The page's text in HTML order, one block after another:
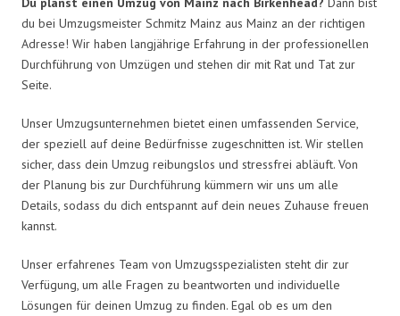
du bei Umzugsmeister Schmitz Mainz aus Mainz an der richtigen
Adresse! Wir haben langjährige Erfahrung in der professionellen
Durchführung von Umzügen und stehen dir mit Rat und Tat zur
Seite.
Unser Umzugsunternehmen bietet einen umfassenden Service,
der speziell auf deine Bedürfnisse zugeschnitten ist. Wir stellen
sicher, dass dein Umzug reibungslos und stressfrei abläuft. Von
der Planung bis zur Durchführung kümmern wir uns um alle
Details, sodass du dich entspannt auf dein neues Zuhause freuen
kannst.
Unser erfahrenes Team von Umzugsspezialisten steht dir zur
Verfügung, um alle Fragen zu beantworten und individuelle
Lösungen für deinen Umzug zu finden. Egal ob es um den